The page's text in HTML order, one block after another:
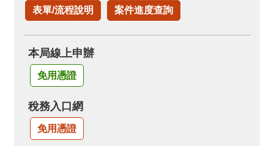
表單/流程說明 案件進度查詢
本局線上申辦
免用憑證
稅務入口網
免用憑證